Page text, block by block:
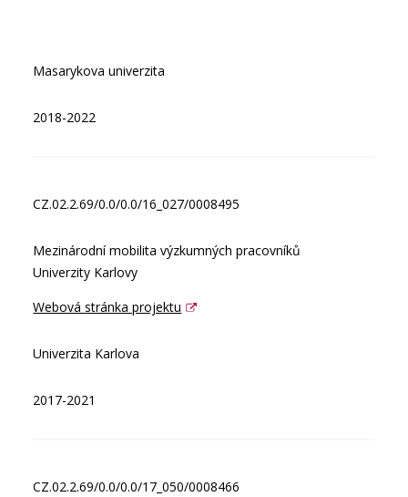
Masarykova univerzita
2018-2022
CZ.02.2.69/0.0/0.0/16_027/0008495
Mezinárodní mobilita výzkumných pracovníků
Univerzity Karlovy
Webová stránka projektu
Univerzita Karlova
2017-2021
CZ.02.2.69/0.0/0.0/17_050/0008466